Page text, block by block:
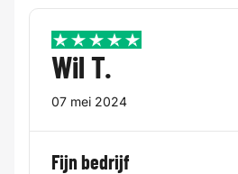
5 / 5
Wil T.
07 mei 2024
Fijn bedrijf